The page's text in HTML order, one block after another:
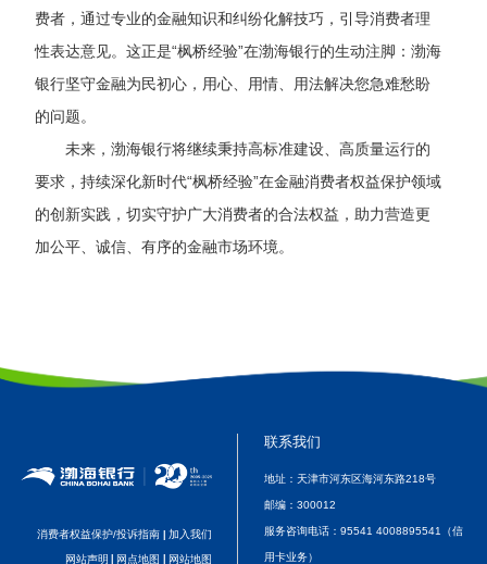
费者， 通过专业的金融知识和纠纷化解技巧， 引导消费者理
性表达意见。这正是“枫桥经验”在渤海银行的生动注脚： 渤海
银行坚守金融为民初心，用心、用情、用法解决您急难愁盼
的问题。
未来，渤海银行将继续秉持高标准建设、高质量运行的
要求，持续深化新时代“枫桥经验”在金融消费者权益保护领域
的创新实践，切实守护广大消费者的合法权益，助力营造更
加公平、诚信、有序的金融市场环境。
消费者权益保护/投诉指南 加入我们
网站声明 网点地图 网站地图
联系我们
地址：天津市河东区海河东路218号
邮编： 300012
服务咨询电话： 95541 4008895541（信
用卡业务）